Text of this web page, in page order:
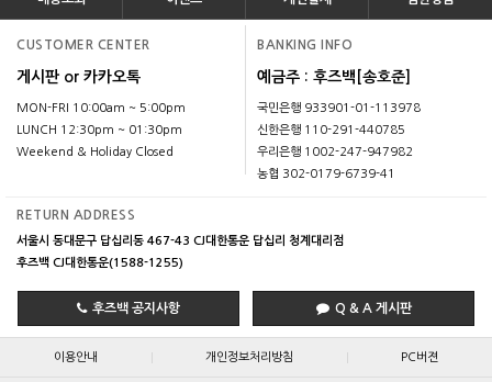
CUSTOMER CENTER
게시판 or 카카오톡
MON-FRI 10:00am ~ 5:00pm
LUNCH 12:30pm ~ 01:30pm
Weekend & Holiday Closed
BANKING INFO
예금주 : 후즈백[송호준]
국민은행 933901-01-113978
신한은행 110-291-440785
우리은행 1002-247-947982
농협 302-0179-6739-41
RETURN ADDRESS
서울시 동대문구 답십리동 467-43 CJ대한통운 답십리 청계대리점
후즈백 CJ대한통운(1588-1255)
후즈백 공지사항 Q & A 게시판
이용안내 | 개인정보처리방침 | PC버젼